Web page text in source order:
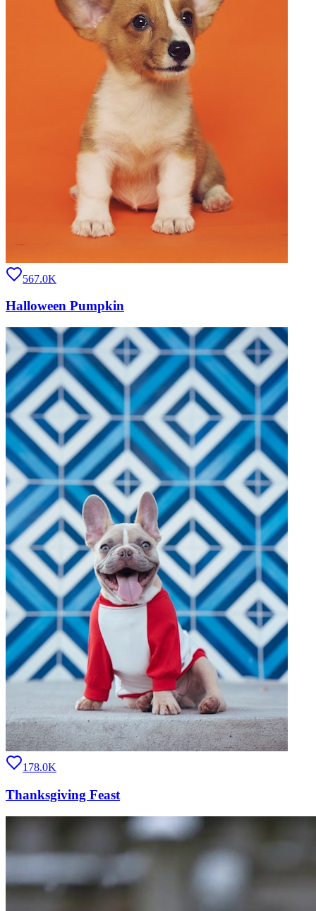
567.0K
Halloween Pumpkin
178.0K
Thanksgiving Feast